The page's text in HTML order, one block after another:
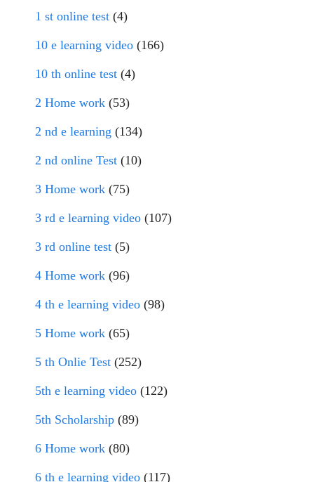
1 st online test (4)
10 e learning video (166)
10 th online test (4)
2 Home work (53)
2 nd e learning (134)
2 nd online Test (10)
3 Home work (75)
3 rd e learning video (107)
3 rd online test (5)
4 Home work (96)
4 th e learning video (98)
5 Home work (65)
5 th Onlie Test (252)
5th e learning video (122)
5th Scholarship (89)
6 Home work (80)
6 th e learning video (117)